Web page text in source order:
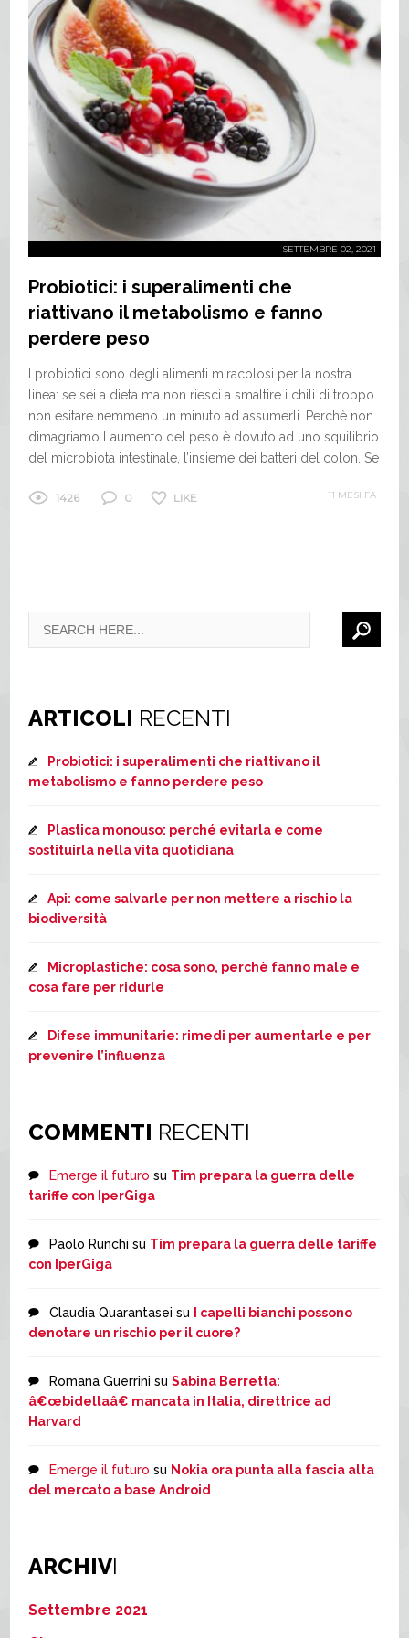
SETTEMBRE 02, 2021
Probiotici: i superalimenti che
riattivano il metabolismo e fanno
perdere peso
I probiotici sono degli alimenti miracolosi per la nostra
linea: se sei a dieta ma non riesci a smaltire i chili di troppo
non esitare nemmeno un minuto ad assumerli. Perchè non
dimagriamo L’aumento del peso è dovuto ad uno squilibrio
del microbiota intestinale, l’insieme dei batteri del colon. Se
1426 0 LIKE 11 MESI FA
ARTICOLI RECENTI
Probiotici: i superalimenti che riattivano il
metabolismo e fanno perdere peso
Plastica monouso: perché evitarla e come
sostituirla nella vita quotidiana
Api: come salvarle per non mettere a rischio la
biodiversità
Microplastiche: cosa sono, perchè fanno male e
cosa fare per ridurle
Difese immunitarie: rimedi per aumentarle e per
prevenire l’influenza
COMMENTI RECENTI
Emerge il futuro su Tim prepara la guerra delle
tariffe con IperGiga
Paolo Runchi su Tim prepara la guerra delle tariffe
con IperGiga
Claudia Quarantasei su
I capelli bianchi possono
denotare un rischio per il cuore?
Romana Guerrini suSabina Berretta:
â€œbidellaâ€ mancata in Italia, direttrice ad
Harvard
Emerge il futuro su Nokia ora punta alla fascia alta
del mercato a base Android
ARCHIVI
Settembre 2021